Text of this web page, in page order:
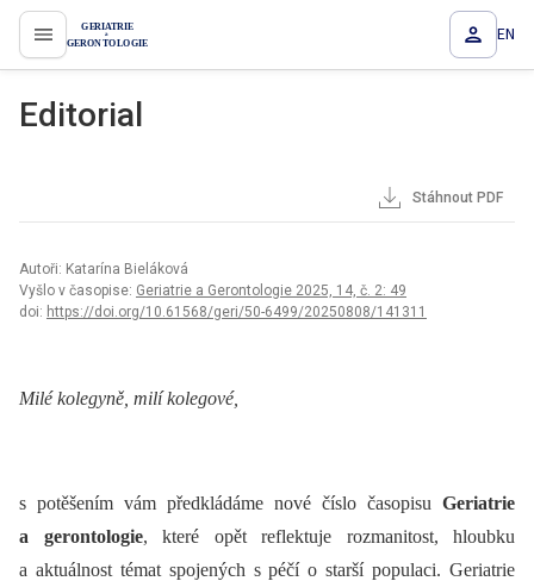
proLékaře.cz EN
Editorial
Stáhnout PDF
Autoři: Katarína Bieláková
Vyšlo v časopise: Geriatrie a Gerontologie 2025, 14, č. 2: 49
doi: https://doi.org/10.61568/geri/50-6499/20250808/141311
Milé kolegyně, milí kolegové,
s potěšením vám předkládáme nové číslo časopisu Geriatrie
a gerontologie, které opět reflektuje rozmanitost, hloubku
a aktuálnost témat spojených s péčí o starší populaci. Geriatrie